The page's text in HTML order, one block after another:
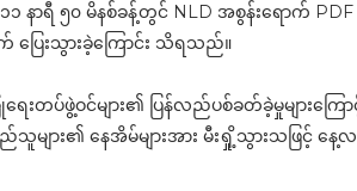
ာရီ ၅၀ မိနစ်ခန့်တွင် NLD အစွန်းရောက်
ေးသွားခဲ့ကြောင်း သိရသည်။
းတပ်ဖွဲ့ဝင်များ၏ ပြန်လည်ပစ်ခတ်ခဲ့မှုများကြေ
ား၏ နေအိမ်များအား မီးရှို့သွားသဖြင့် နေ့